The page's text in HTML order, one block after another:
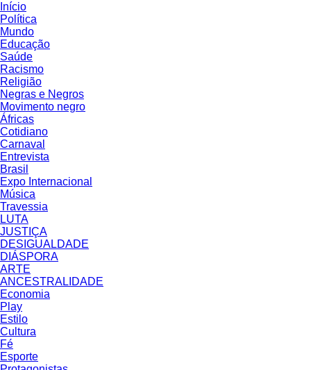
Início
Política
Mundo
Educação
Saúde
Racismo
Religião
Negras e Negros
Movimento negro
Áfricas
Cotidiano
Carnaval
Entrevista
Brasil
Expo Internacional
Música
Travessia
LUTA
JUSTIÇA
DESIGUALDADE
DIÁSPORA
ARTE
ANCESTRALIDADE
Economia
Play
Estilo
Cultura
Fé
Esporte